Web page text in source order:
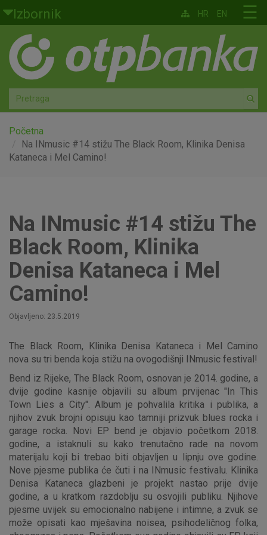
Skoči na glavni sadržaj
Izbornik
Građani
Privatno bankarstvo
Agro
Mala poduzeća i obrtnici
Srednja i velika poduzeća
Faktoring
O nama
☰
HR EN
Početna
Na INmusic #14 stižu The Black Room, Klinika Denisa
Kataneca i Mel Camino!
Na INmusic #14 stižu The
Black Room, Klinika
Denisa Kataneca i Mel
Camino!
Objavljeno: 23.5.2019
The Black Room, Klinika Denisa Kataneca i Mel Camino
nova su tri benda koja stižu na ovogodišnji INmusic festival!
Bend iz Rijeke, The Black Room, osnovan je 2014. godine, a
dvije godine kasnije objavili su album prvijenac "In This
Town Lies a City". Album je pohvalila kritika i publika, a
njihov zvuk brojni opisuju kao tamniji prizvuk blues rocka i
garage rocka. Novi EP bend je objavio početkom 2018.
godine, a istaknuli su kako trenutačno rade na novom
materijalu koji bi trebao biti objavljen u lipnju ove godine.
Nove pjesme publika će čuti i na INmusic festivalu. Klinika
Denisa Kataneca glazbeni je projekt nastao prije dvije
godine, a u kratkom razdoblju su osvojili publiku. Njihove
pjesme uvijek su emocionalno nabijene i intimne, a zvuk se
može opisati kao mješavina noisea, psihodeličnog folka,